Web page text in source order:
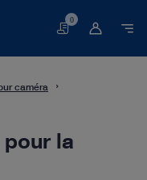
Panier
0
caméra
la